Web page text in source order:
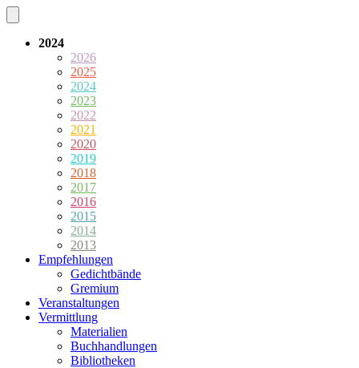
2024
2026
2025
2024
2023
2022
2021
2020
2019
2018
2017
2016
2015
2014
2013
Empfehlungen
Gedichtbände
Gremium
Veranstaltungen
Vermittlung
Materialien
Buchhandlungen
Bibliotheken